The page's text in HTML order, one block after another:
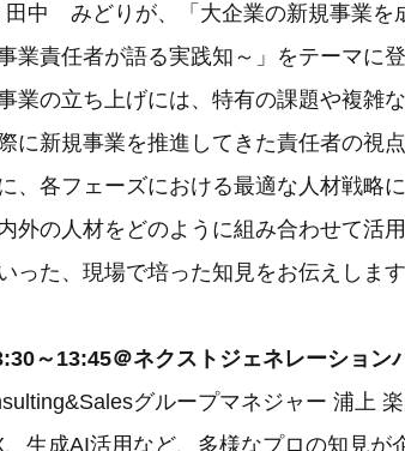
田中 みどりが、「大企業の新規事業を
業責任者が語る実践知～」をテーマに登
業の立ち上げには、特有の課題や複雑
に新規事業を推進してきた責任者の視
、各フェーズにおける最適な人材戦略
外の人材をどのように組み合わせて活
った、現場で培った知見をお伝えします
～13:45＠ネクストジェネレーション
グループマネジャー 浦上
生成AI活用など、多様なプロの知見が